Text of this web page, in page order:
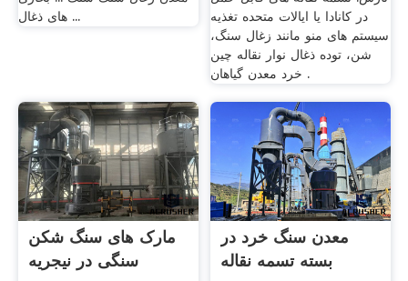
های ذغال ...
در کانادا یا ایالات متحده تغذیه
سیستم های منو مانند زغال سنگ،
شن، توده ذغال نوار نقاله چین
خرد معدن گیاهان .
مارک های سنگ شکن
سنگی در نیجریه
معدن سنگ خرد در
بسته تسمه نقاله